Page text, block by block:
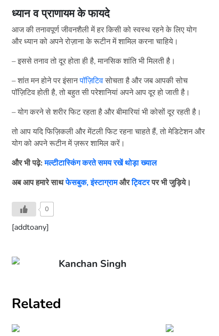
ध्यान व प्राणायम के फायदे
आज की तनावपूर्ण जीवनशैली में हर किसी को स्वस्थ रहने के लिए योग
और ध्यान को अपने रोज़ाना के रूटीन में शामिल करना चाहिये।
– इससे तनाव तो दूर होता ही है, मानसिक शांति भी मिलती है।
– शांत मन होने पर इंसानपॉज़िटिवसोचता है और जब आपकी सोच
पॉज़िटिव होती है, तो बहुत सी परेशानियां अपने आप दूर हो जाती है।
– योग करने से शरीर फिट रहता है और बीमारियां भी कोसों दूर रहती है।
तो आप यदि फिज़िकली और मेंटली फिट रहना चाहते हैं, तो मेडिटेशन और
योग को अपने रूटीन में ज़रूर शामिल करें।
और भी पढ़े:मल्टीटास्किंग करते समय रखें थोड़ा ख्याल
अबआपहमारेसाथफेसबुक,इंस्टाग्रामऔरट्विटरपरभीजुड़िये।
0
[addtoany]
Kanchan Singh
Related